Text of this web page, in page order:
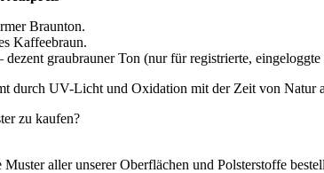
Braunton.
Kaffeebraun.
dezent graubrauner Ton (nur für registrierte,
durch UV-Licht und Oxidation mit der Zeit von Natur
zu kaufen?
Muster aller unserer Oberflächen und Polsterstoffe